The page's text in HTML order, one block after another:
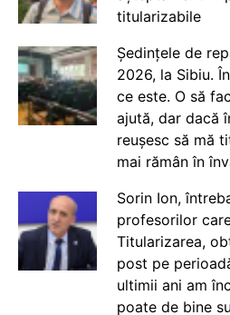
titularizabile
Ședințele de
2026, la Sibiu.
ce este. O să
ajută, dar dacă
reușesc să mă
mai rămân în
Sorin Ion,
profesorilor
Titularizarea,
post pe
ultimii ani am
poate de bine